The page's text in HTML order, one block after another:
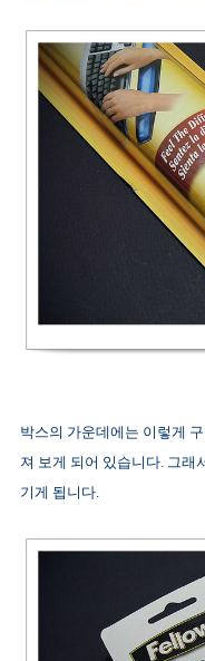
박스의 가운데에는 이렇게
져 보게 되어 있습니다. 그래
기게 됩니다.